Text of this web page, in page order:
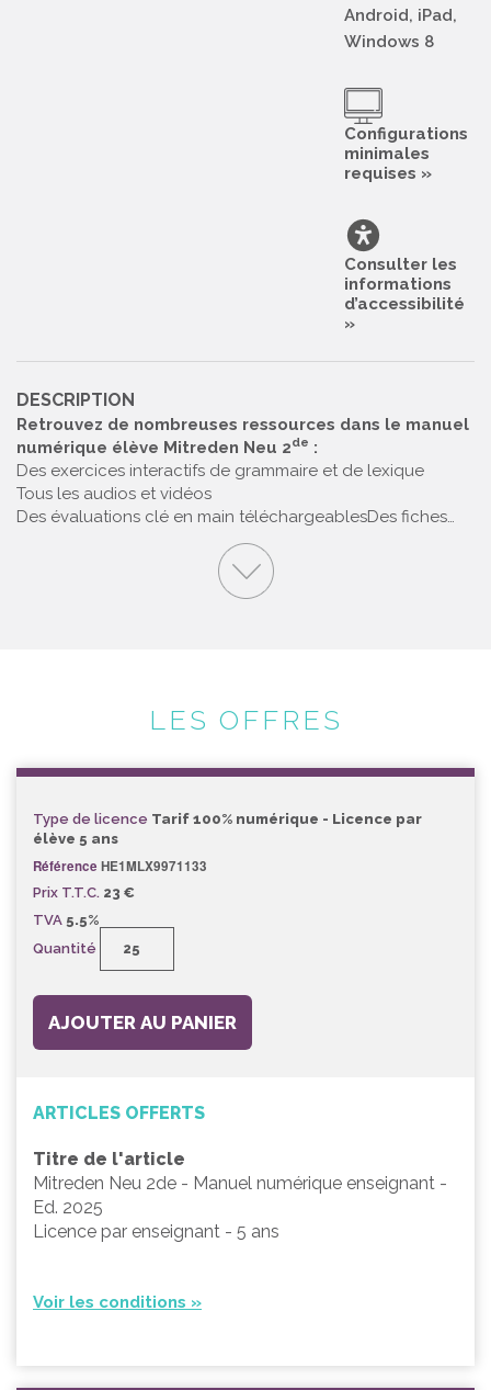
Android, iPad,
Windows 8
Configurations
minimales
requises »
Consulter les
informations
d’accessibilité
»
DESCRIPTION
Retrouvez de nombreuses ressources dans le manuel
numérique élève Mitreden Neu 2de :
Des exercices interactifs de grammaire et de lexique
Tous les audios et vidéos
Des évaluations clé en main téléchargeablesDes fiches…
LES OFFRES
Type de licence Tarif 100% numérique - Licence par
élève 5 ans
Référence HE1MLX9971133
Prix T.T.C. 23 €
TVA 5.5%
Quantité
AJOUTER AU PANIER
ARTICLES OFFERTS
Titre de l'article
Mitreden Neu 2de - Manuel numérique enseignant -
Ed. 2025
Licence par enseignant - 5 ans
Voir les conditions »